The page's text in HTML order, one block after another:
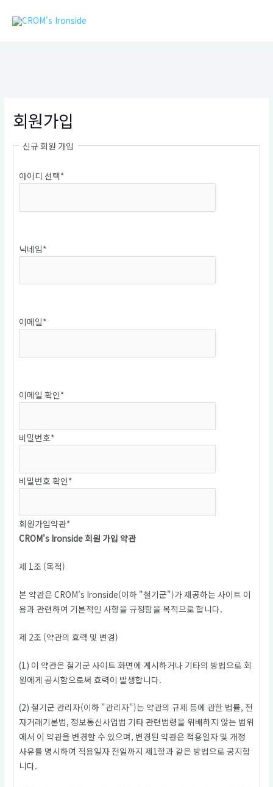
회원가입
신규 회원 가입
아이디 선택*
닉네임*
이메일*
이메일 확인*
비밀번호*
비밀번호 확인*
회원가입약관*
CROM's Ironside 회원 가입 약관
제 1조 (목적)
본 약관은 CROM's Ironside(이하 "철기군")가 제공하는 사이트 이
용과 관련하여 기본적인 사항을 규정함을 목적으로 합니다.
제 2조 (약관의 효력 및 변경)
(1) 이 약관은 철기군 사이트 화면에 게시하거나 기타의 방법으로 회
원에게 공시함으로써 효력이 발생합니다.
(2) 철기군 관리자(이하 "관리자")는 약관의 규제 등에 관한 법률, 전
자거래기본법, 정보통신사업법 기타 관련법령을 위배하지 않는 범위
에서 이 약관을 변경할 수 있으며, 변경된 약관은 적용일자 및 개정
사유를 명시하여 적용일자 전일까지 제1항과 같은 방법으로 공지합
니다.